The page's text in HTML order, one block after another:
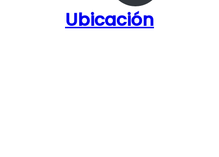
Ubicación